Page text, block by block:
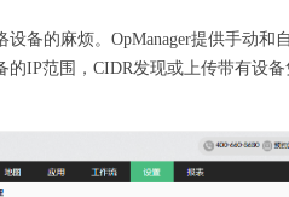
设备的麻烦。OpManager提供手动
IP范围，CIDR发现或上传带有设